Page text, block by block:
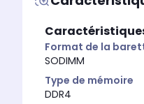
Format de la
SODIMM
Type de mémoire
DDR4